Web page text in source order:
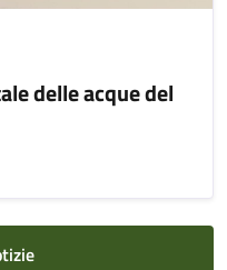
delle acque del